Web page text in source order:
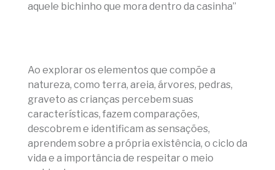
aquele bichinho que mora dentro da casinha”
Ao explorar os elementos que compõe a
natureza, como terra, areia, árvores, pedras,
graveto as crianças percebem suas
características, fazem comparações,
descobrem e identificam as sensações,
aprendem sobre a própria existência, o ciclo da
vida e a importância de respeitar o meio